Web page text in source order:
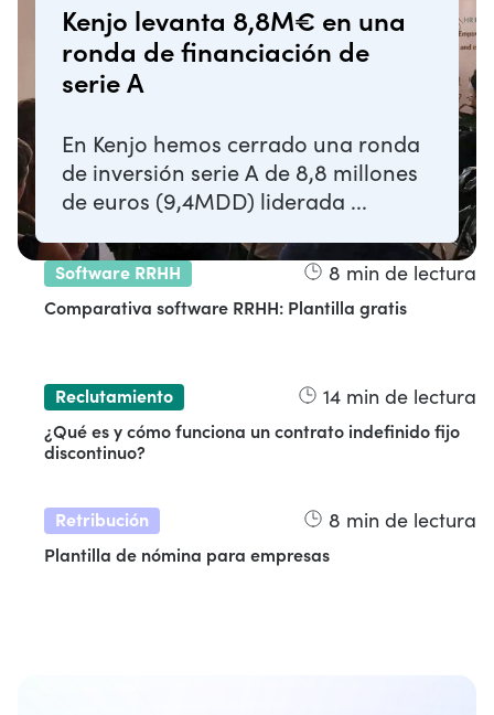
Kenjo levanta 8,8M€ en una
ronda de financiación de
serie A
En Kenjo hemos cerrado una ronda
de inversión serie A de 8,8 millones
de euros (9,4MDD) liderada ...
Software RRHH 8 min de lectura
Comparativa software RRHH: Plantilla gratis
Reclutamiento 14 min de lectura
¿Qué es y cómo funciona un contrato indefinido fijo
discontinuo?
Retribución 8 min de lectura
Plantilla de nómina para empresas